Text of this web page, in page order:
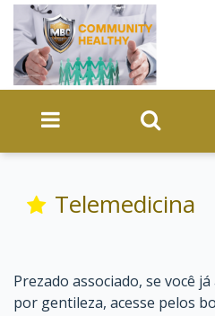
Telemedicina
Prezado associado, se você
por gentileza, acesse pelos